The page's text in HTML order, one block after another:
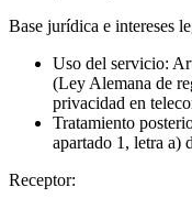
Base jurídica e intereses
Uso del servicio:
(Ley Alemana de
privacidad en
Tratamiento
apartado 1, letra a)
Receptor: